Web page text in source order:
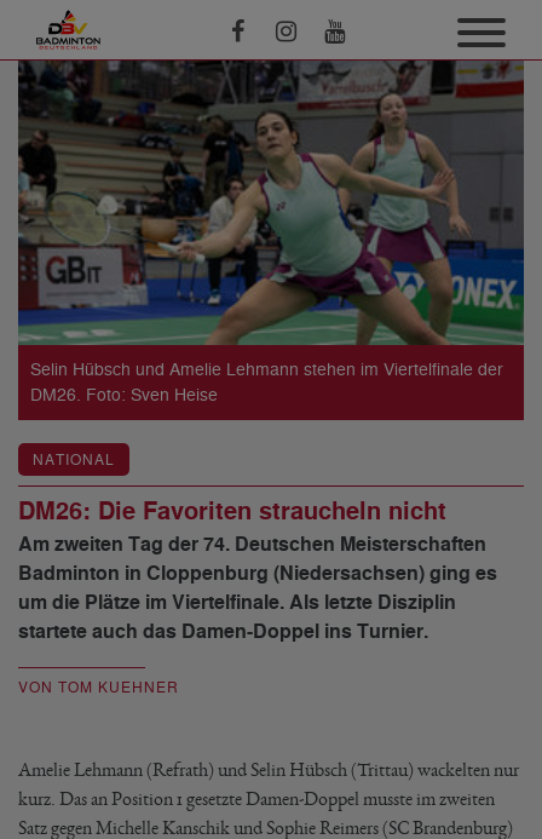
Selin Hübsch und Amelie Lehmann stehen im Viertelfinale der
DM26. Foto: Sven Heise
NATIONAL
DM26: Die Favoriten straucheln nicht
Am zweiten Tag der 74. Deutschen Meisterschaften
Badminton in Cloppenburg (Niedersachsen) ging es
um die Plätze im Viertelfinale. Als letzte Disziplin
startete auch das Damen-Doppel ins Turnier.
VON TOM KUEHNER
Amelie Lehmann (Refrath) und Selin Hübsch (Trittau) wackelten nur
kurz. Das an Position 1 gesetzte Damen-Doppel musste im zweiten
Satz gegen Michelle Kanschik und Sophie Reimers (SC Brandenburg)